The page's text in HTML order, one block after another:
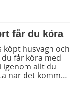
magisk!
får du köra
får köra med
igenom allt du
när det kommer